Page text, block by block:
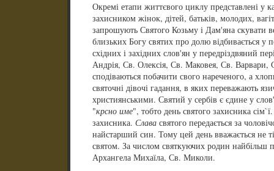
Окремі етапи життєвого циклу представлені у
захисником жінок, дітей, батьків, молодих,
запрошують Святого Козьму і Дам'яна скувати
близьких Богу святих про долю відбивається у
східних і західних слов'ян у передріздвяний
Андрія, Св. Олексія, Св. Маковея, Св. Варвари,
сподіваються побачити свого нареченого, а
святочні дівочі гадання, в яких переважають
християнськими. Святий у сербів є єдине у
"крсно име", тобто день святого захисника
захисника. Славасвятого передається за
найстарший син. Тому цей день вважається не
святом. За числом святкуючих родин найбільш
Архангела Михаїла, Св. Миколи.